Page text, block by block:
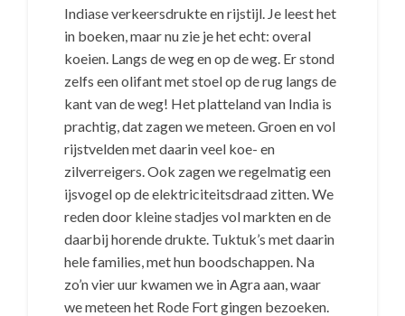
Indiase verkeersdrukte en rijstijl. Je leest het
in boeken, maar nu zie je het echt: overal
koeien. Langs de weg en op de weg. Er stond
zelfs een olifant met stoel op de rug langs de
kant van de weg! Het platteland van India is
prachtig, dat zagen we meteen. Groen en vol
rijstvelden met daarin veel koe- en
zilverreigers. Ook zagen we regelmatig een
ijsvogel op de elektriciteitsdraad zitten. We
reden door kleine stadjes vol markten en de
daarbij horende drukte. Tuktuk’s met daarin
hele families, met hun boodschappen. Na
zo’n vier uur kwamen we in Agra aan, waar
we meteen het Rode Fort gingen bezoeken.